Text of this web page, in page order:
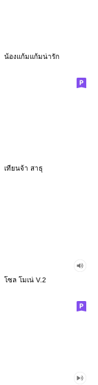
น้องแก้มแก้มน่ารัก
เทียนจ้า สาธุ
โซล โมเน่ V.2